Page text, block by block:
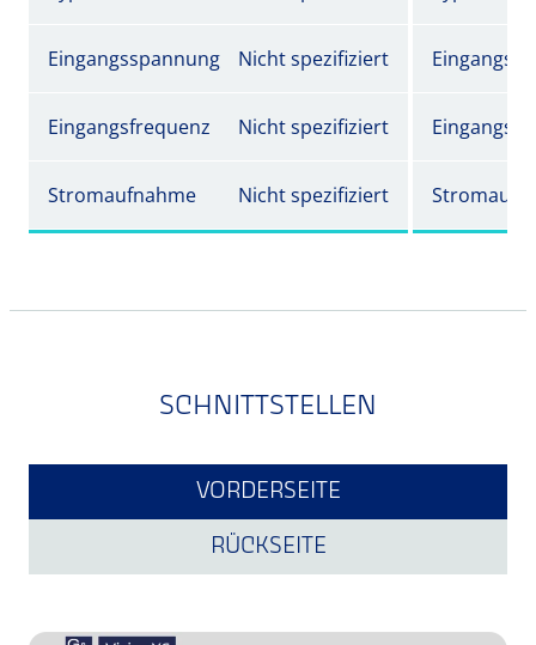
Eingangsspannung Nicht spezifiziert
Eingangsfrequenz Nicht spezifiziert
Stromaufnahme Nicht spezifiziert
SCHNITTSTELLEN
VORDERSEITE
RÜCKSEITE